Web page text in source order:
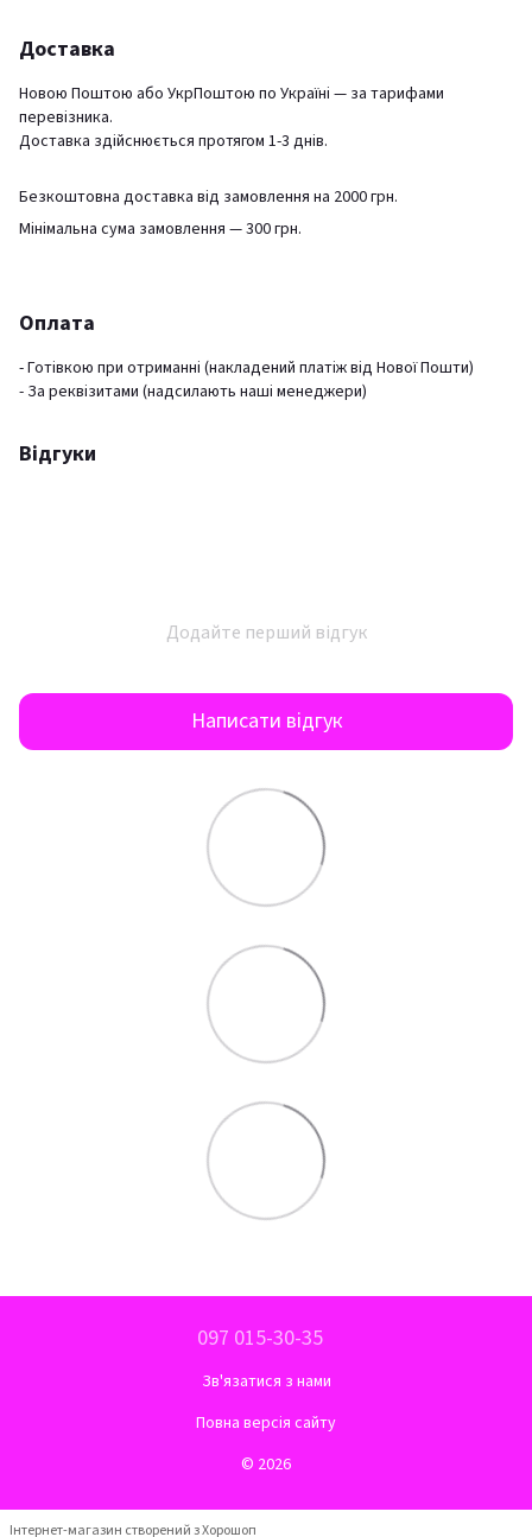
Доставка
Новою Поштою або УкрПоштою по Україні — за тарифами
перевізника.
Доставка здійснюється протягом 1-3 днів.
Безкоштовна доставка від замовлення на 2000 грн.
Мінімальна сума замовлення — 300 грн.
Оплата
- Готівкою при отриманні (накладений платіж від Нової Пошти)
- За реквізитами (надсилають наші менеджери)
Відгуки
Додайте перший відгук
Написати відгук
097 015-30-35
Зв'язатися з нами
Повна версія сайту
© 2026
Інтернет-магазин створений з Хорошоп